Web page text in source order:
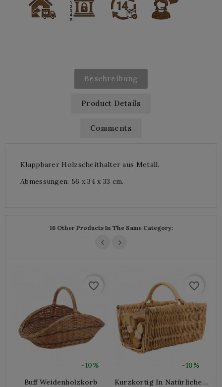
Beschreibung
Product Details
Comments
Klappbarer Holzscheithalter aus Metall.
Abmessungen: 56 x 34 x 33 cm.
16 Other Products In The Same Category:
-10%
favorite_border
Buff Weidenholzkorb
-10%
favorite_border
Kurzkortig In Natürlichem